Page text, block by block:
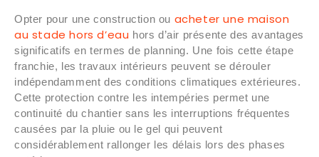
Opter pour une construction ou acheter une maison
au stade hors d’eau hors d’air présente des avantages
significatifs en termes de planning. Une fois cette étape
franchie, les travaux intérieurs peuvent se dérouler
indépendamment des conditions climatiques extérieures.
Cette protection contre les intempéries permet une
continuité du chantier sans les interruptions fréquentes
causées par la pluie ou le gel qui peuvent
considérablement rallonger les délais lors des phases